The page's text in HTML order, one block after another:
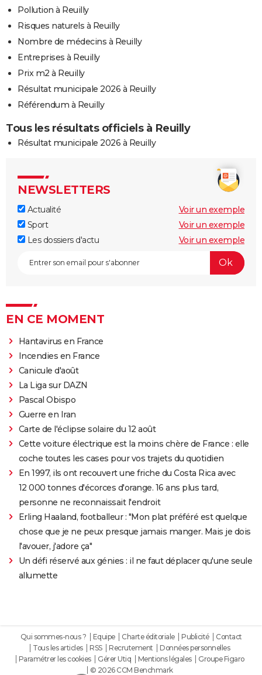
Pollution à Reuilly
Risques naturels à Reuilly
Nombre de médecins à Reuilly
Entreprises à Reuilly
Prix m2 à Reuilly
Résultat municipale 2026 à Reuilly
Référendum à Reuilly
Tous les résultats officiels à Reuilly
Résultat municipale 2026 à Reuilly
NEWSLETTERS
Actualité
Voir un exemple
Sport
Voir un exemple
Les dossiers d'actu
Voir un exemple
EN CE MOMENT
Hantavirus en France
Incendies en France
Canicule d'août
La Liga sur DAZN
Pascal Obispo
Guerre en Iran
Carte de l'éclipse solaire du 12 août
Cette voiture électrique est la moins chère de France : elle
coche toutes les cases pour vos trajets du quotidien
En 1997, ils ont recouvert une friche du Costa Rica avec
12 000 tonnes d'écorces d'orange. 16 ans plus tard,
personne ne reconnaissait l'endroit
Erling Haaland, footballeur : "Mon plat préféré est quelque
chose que je ne peux presque jamais manger. Mais je dois
l'avouer, j'adore ça"
Un défi réservé aux génies : il ne faut déplacer qu'une seule
allumette
Qui sommes-nous ? Equipe Charte éditoriale Publicité
Contact
Tous les articles
RSS Recrutement
Données personnelles
Paramétrer les cookies
Gérer Utiq Mentions légales
Groupe Figaro
© 2026 CCM Benchmark